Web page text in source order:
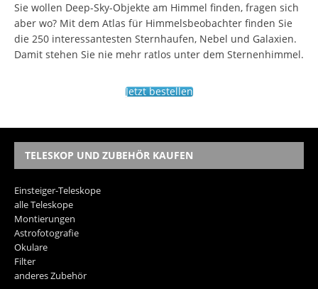
Sie wollen Deep-Sky-Objekte am Himmel finden, fragen sich
aber wo? Mit dem Atlas für Himmelsbeobachter finden Sie
die 250 interessantesten Sternhaufen, Nebel und Galaxien.
Damit stehen Sie nie mehr ratlos unter dem Sternenhimmel.
Jetzt bestellen
TELESKOP UND ZUBEHÖR KAUFEN
Einsteiger-Teleskope
alle Teleskope
Montierungen
Astrofotografie
Okulare
Filter
anderes Zubehör